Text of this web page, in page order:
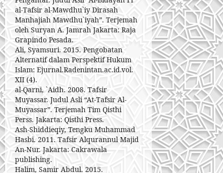
al-Tafsir al-Mawdhu`iy Dirasah
Manhajiah Mawdhu`iyah”. Terjemah
oleh Suryan A. Jamrah Jakarta: Raja
Grapindo Pesada.
Ali, Syamsuri. 2015. Pengobatan
Alternatif dalam Perspektif Hukum
Islam: Ejurnal.Radenintan.ac.id.vol.
XII (4).
al-Qarni, `Aidh. 2008. Tafsir
Muyassar. Judul Asli “At-Tafsir Al-
Muyassar”. Terjemah Tim Qisthi
Perss. Jakarta: Qisthi Press.
Ash-Shiddieqiy, Tengku Muhammad
Hasbi. 2011. Tafsir Alqurannul Majid
An-Nur. Jakarta: Cakrawala
publishing.
Halim, Samir Abdul. 2015.